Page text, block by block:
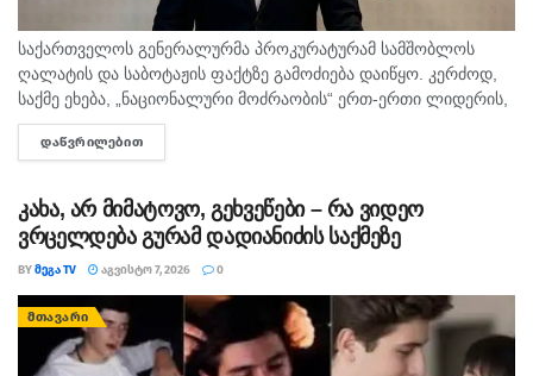
საქართველოს გენერალურმა პროკურატურამ სამშობლოს
ღალატის და საბოტაჟის ფაქტზე გამოძიება დაიწყო. კერძოდ,
საქმე ეხება, „ნაციონალური მოძრაობის“ ერთ-ერთი ლიდერის,
გიორგი ბარამიძის მიერ იაგო ხვიჩიასთვის მიცემულ
ინტერვიუს, სადაც ის აღნიშნავს, რომ რომ აფხაზეთში...
ᲓᲐᲬᲕᲠᲘᲚᲔᲑᲘᲗ
კახა, არ მიმატოვო, გეხვეწები – რა ვიდეო
ვრცელდება გურამ დადიანიძის საქმეზე
BYᲛᲔᲒᲐ TV ᲐᲒᲕᲘᲡᲢᲝ 7, 2026 0
ᲛᲗᲐᲕᲐᲠᲘ